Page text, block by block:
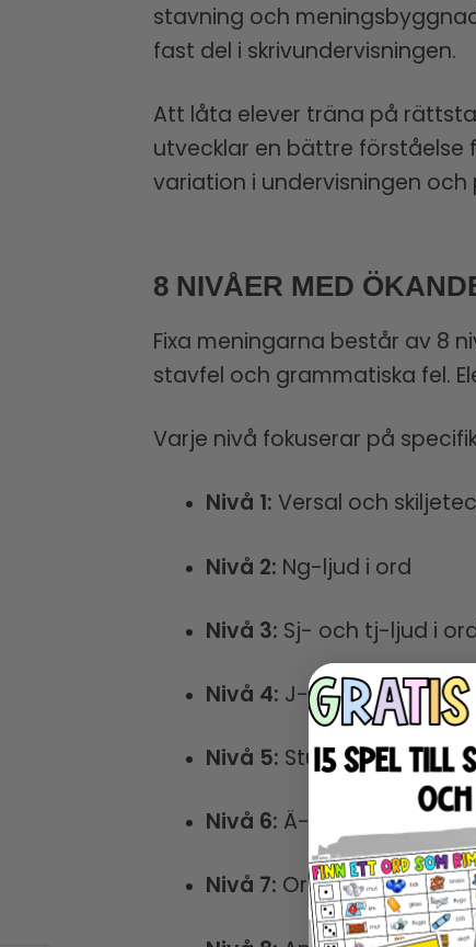
stavning och
fast del i skrivundervisningen.
Att låta elever träna på
utvecklar en bättre förståelse
variation i undervisningen och
8 NIVÅER MED
Fixa meningarna består av 8
stavfel och grammatiska fel.
Varje nivå fokuserar på
Nivå 1: Versal och
Nivå 2: Ng-ljud i ord
Nivå 3: Sj- och tj-ljud i
Nivå 4: J-ljud i ord
Nivå 5: Stumma
Nivå 6: Ä-ljud och å-ljud
Nivå 7: Ord med dubbel